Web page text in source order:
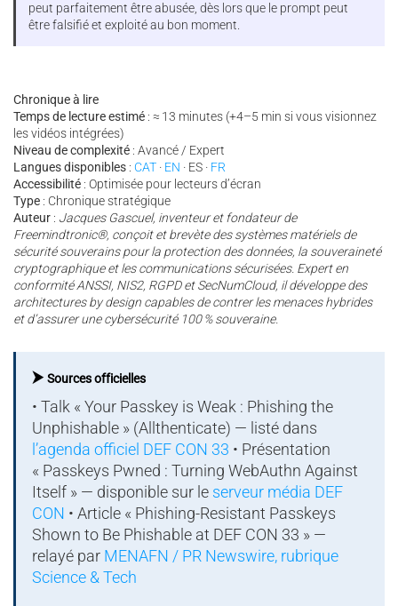
peut parfaitement être abusée, dès lors que le prompt peut
être falsifié et exploité au bon moment.
Chronique à lire
Temps de lecture estimé : ≈ 13 minutes (+4–5 min si vous visionnez
les vidéos intégrées)
Niveau de complexité : Avancé / Expert
Langues disponibles : CAT · EN · ES · FR
Accessibilité : Optimisée pour lecteurs d’écran
Type : Chronique stratégique
Auteur : Jacques Gascuel, inventeur et fondateur de
Freemindtronic®, conçoit et brevète des systèmes matériels de
sécurité souverains pour la protection des données, la souveraineté
cryptographique et les communications sécurisées. Expert en
conformité ANSSI, NIS2, RGPD et SecNumCloud, il développe des
architectures by design capables de contrer les menaces hybrides
et d’assurer une cybersécurité 100 % souveraine.
⮞ Sources officielles
• Talk « Your Passkey is Weak : Phishing the
Unphishable » (Allthenticate) — listé dans
l’agenda officiel DEF CON 33 • Présentation
« Passkeys Pwned : Turning WebAuthn Against
Itself » — disponible sur le serveur média DEF
CON • Article « Phishing-Resistant Passkeys
Shown to Be Phishable at DEF CON 33 » —
relayé par MENAFN / PR Newswire, rubrique
Science & Tech